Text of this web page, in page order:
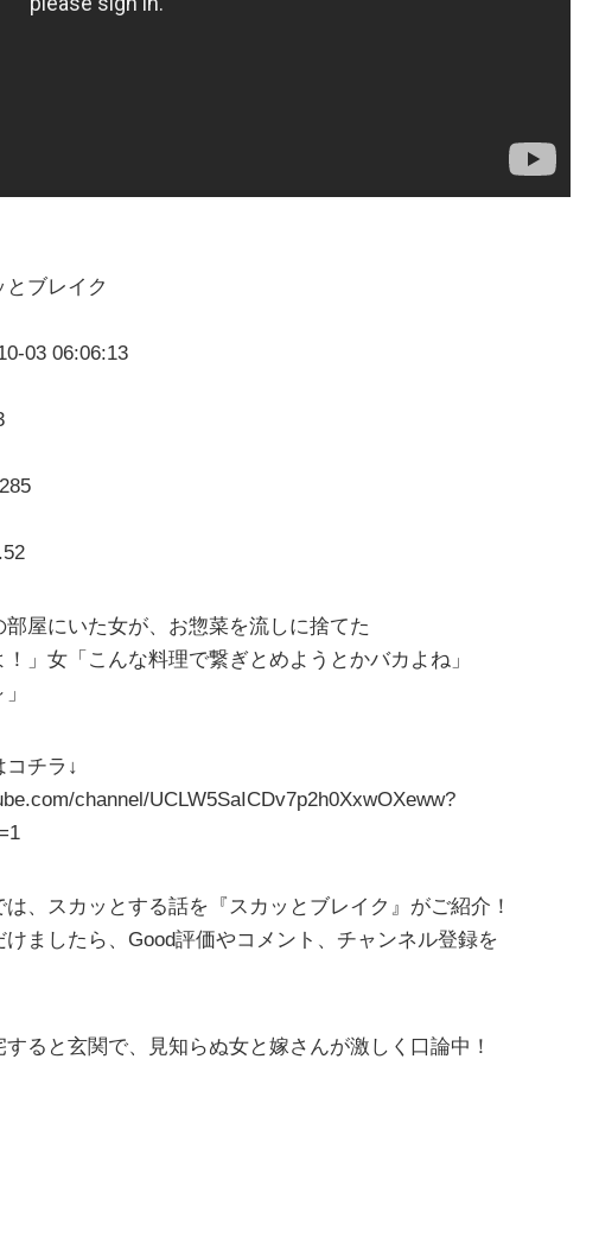
ブレイク
03 06:06:13
屋にいた女が、お惣菜を流しに捨てた
」女「こんな料理で繋ぎとめようとかバカよね」
コチラ↓
channel/UCLW5SaICDv7p2h0XxwOXeww?
、スカッとする話を『スカッとブレイク』がご紹介！
ましたら、Good評価やコメント、チャンネル登録を
ると玄関で、見知らぬ女と嫁さんが激しく口論中！